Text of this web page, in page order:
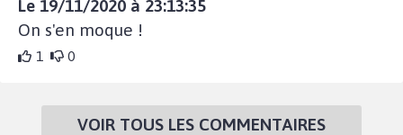
Le 19/11/2020 à 23:13:35
On s'en moque !
1 0
VOIR TOUS LES COMMENTAIRES